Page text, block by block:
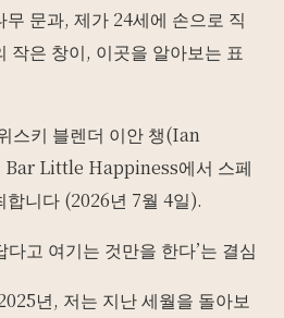
문과, 제가 24세에 손으로 직
작은 창이, 이곳을 알아보는 표
스키 블렌더 이안 챙(Ian
Bar Little Happiness에서 스페
니다 (2026년 7월 4일).
다고 여기는 것만을 한다’는 결심
년, 저는 지난 세월을 돌아보